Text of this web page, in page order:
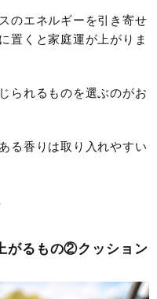
のエネルギーを引き寄せ
置くと家庭運が上がりま
られるものを選ぶのがお
る香りは取り入れやすい
がるもの②クッション